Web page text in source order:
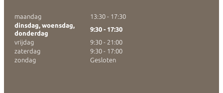
maandag
13:30 - 17:30
dinsdag, woensdag,
donderdag
9:30 - 17:30
vrijdag
9:30 - 21:00
zaterdag
9:30 - 17:00
zondag
Gesloten